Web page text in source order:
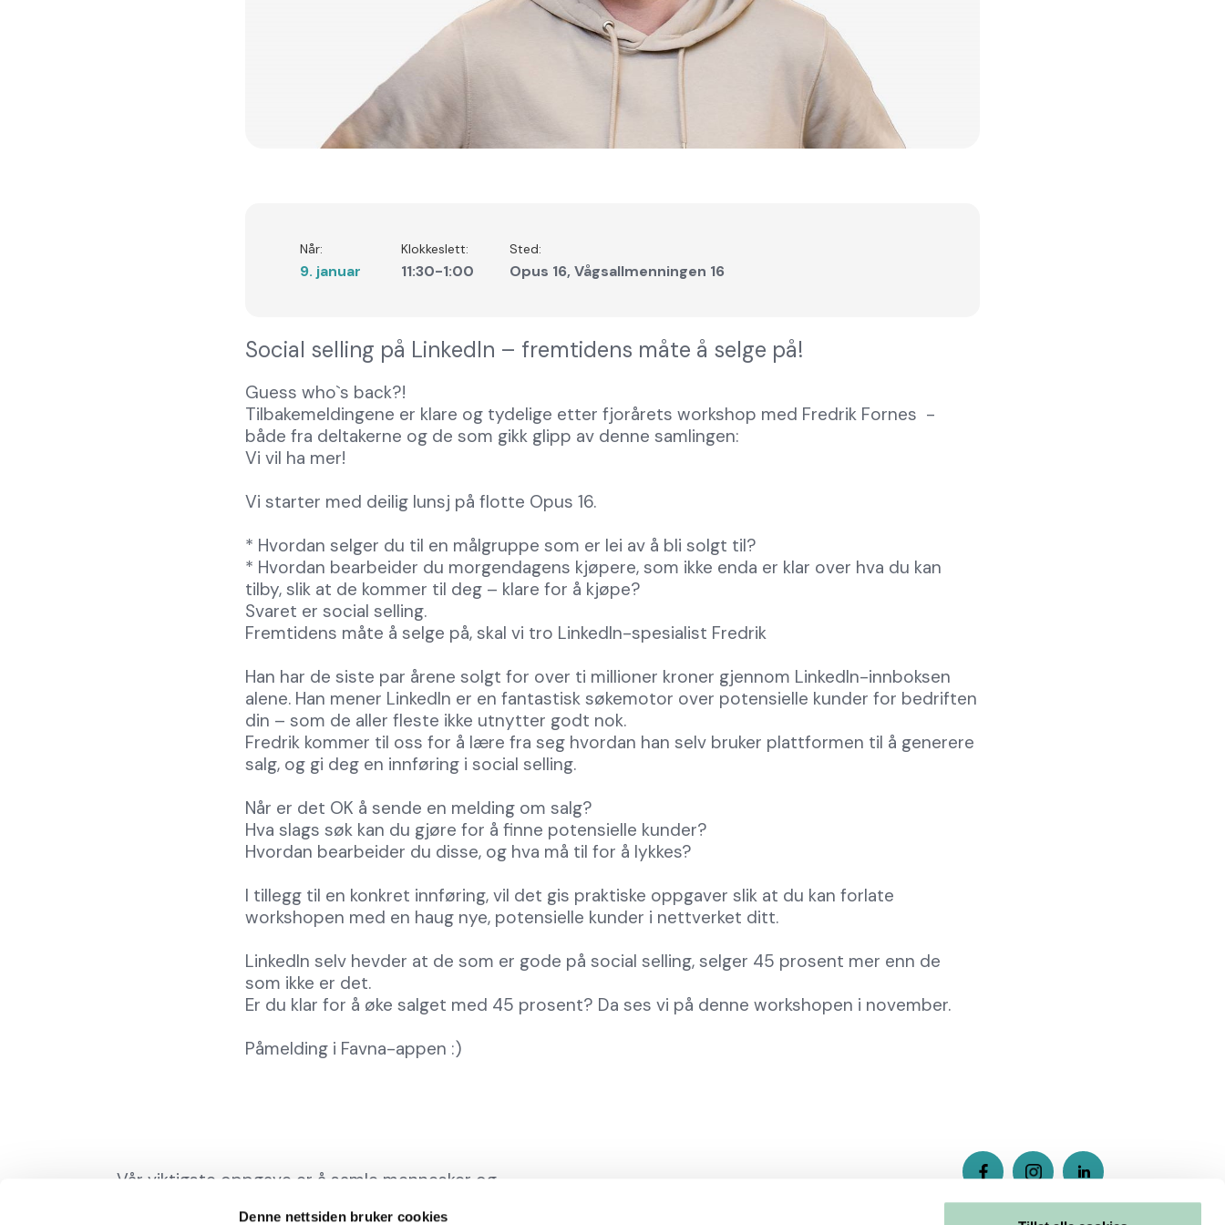
Denne nettsiden bruker cookies
Når:
9. januar
Klokkeslett:
11:30-1:00
Sted:
Opus 16, Vågsallmenningen 16
Social selling på LinkedIn – fremtidens måte å selge på!
Guess who`s back?!
Tilbakemeldingene er klare og tydelige etter fjorårets workshop med Fredrik Fornes -
både fra deltakerne og de som gikk glipp av denne samlingen:
Vi vil ha mer!
Vi starter med deilig lunsj på flotte Opus 16.
* Hvordan selger du til en målgruppe som er lei av å bli solgt til?
* Hvordan bearbeider du morgendagens kjøpere, som ikke enda er klar over hva du kan
tilby, slik at de kommer til deg – klare for å kjøpe?
Svaret er social selling.
Fremtidens måte å selge på, skal vi tro LinkedIn-spesialist Fredrik
Han har de siste par årene solgt for over ti millioner kroner gjennom LinkedIn-innboksen
alene. Han mener LinkedIn er en fantastisk søkemotor over potensielle kunder for bedriften
din – som de aller fleste ikke utnytter godt nok.
Fredrik kommer til oss for å lære fra seg hvordan han selv bruker plattformen til å generere
salg, og gi deg en innføring i social selling.
Når er det OK å sende en melding om salg?
Hva slags søk kan du gjøre for å finne potensielle kunder?
Hvordan bearbeider du disse, og hva må til for å lykkes?
I tillegg til en konkret innføring, vil det gis praktiske oppgaver slik at du kan forlate
workshopen med en haug nye, potensielle kunder i nettverket ditt.
LinkedIn selv hevder at de som er gode på social selling, selger 45 prosent mer enn de
som ikke er det.
Er du klar for å øke salget med 45 prosent? Da ses vi på denne workshopen i november.
Påmelding i Favna-appen :)
Vår viktigste oppgave er å samle mennesker og
Meld deg på vårt